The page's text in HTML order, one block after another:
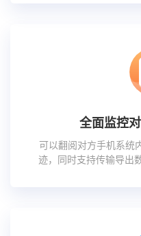
全面监控
可以翻阅对方手机系统
迹，同时支持传输导出